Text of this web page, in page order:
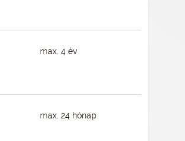
max. 4 év
max. 24 hónap